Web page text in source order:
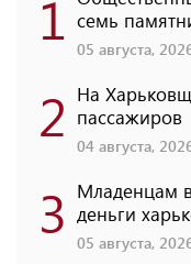
1 семь
05 августа,
2 На
пассажиров
04 августа,
3 Младенцам
деньги
05 августа,